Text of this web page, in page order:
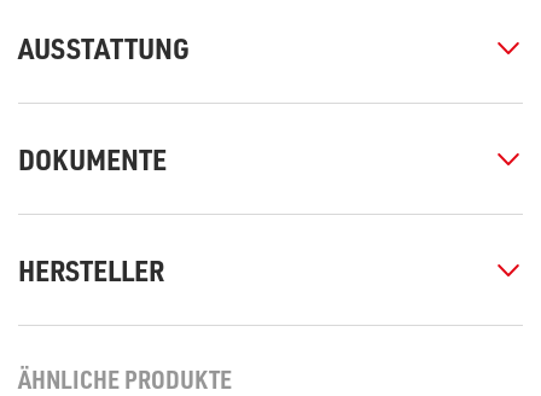
AUSSTATTUNG
DOKUMENTE
HERSTELLER
ÄHNLICHE PRODUKTE